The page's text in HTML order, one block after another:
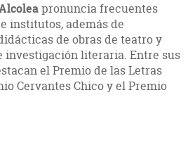
pronuncia frecuentes
institutos, además de
de obras de teatro y
literaria. Entre sus
el Premio de las Letras
Cervantes Chico y el Premio